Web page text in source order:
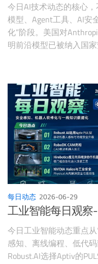
今日AI技术动态的核心
模型、Agent工具、AI安
化”阶段。美国对
明前沿模型已被纳入国
在成为大厂竞争重点。
数据说明，Agent正在
式；Google限制Meta使
大规模算力合作，则说
和成本结构制约。
每日动态 2026-06-29
工业智能每日观察
今日工业智能动态重点从
感知、离线编程、低代码
Robust.AI选择Aptiv的